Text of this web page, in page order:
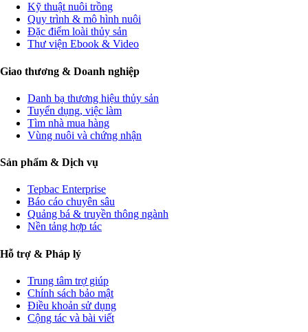
Kỹ thuật nuôi trồng
Quy trình & mô hình nuôi
Đặc điểm loài thủy sản
Thư viện Ebook & Video
Giao thương & Doanh nghiệp
Danh bạ thương hiệu thủy sản
Tuyển dụng, việc làm
Tìm nhà mua hàng
Vùng nuôi và chứng nhận
Sản phẩm & Dịch vụ
Tepbac Enterprise
Báo cáo chuyên sâu
Quảng bá & truyền thông ngành
Nền tảng hợp tác
Hỗ trợ & Pháp lý
Trung tâm trợ giúp
Chính sách bảo mật
Điều khoản sử dụng
Cộng tác và bài viết